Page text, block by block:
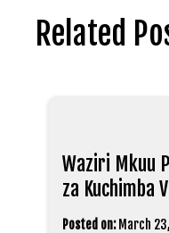
Related
Waziri Mkuu
za Kuchimba
Posted on: March